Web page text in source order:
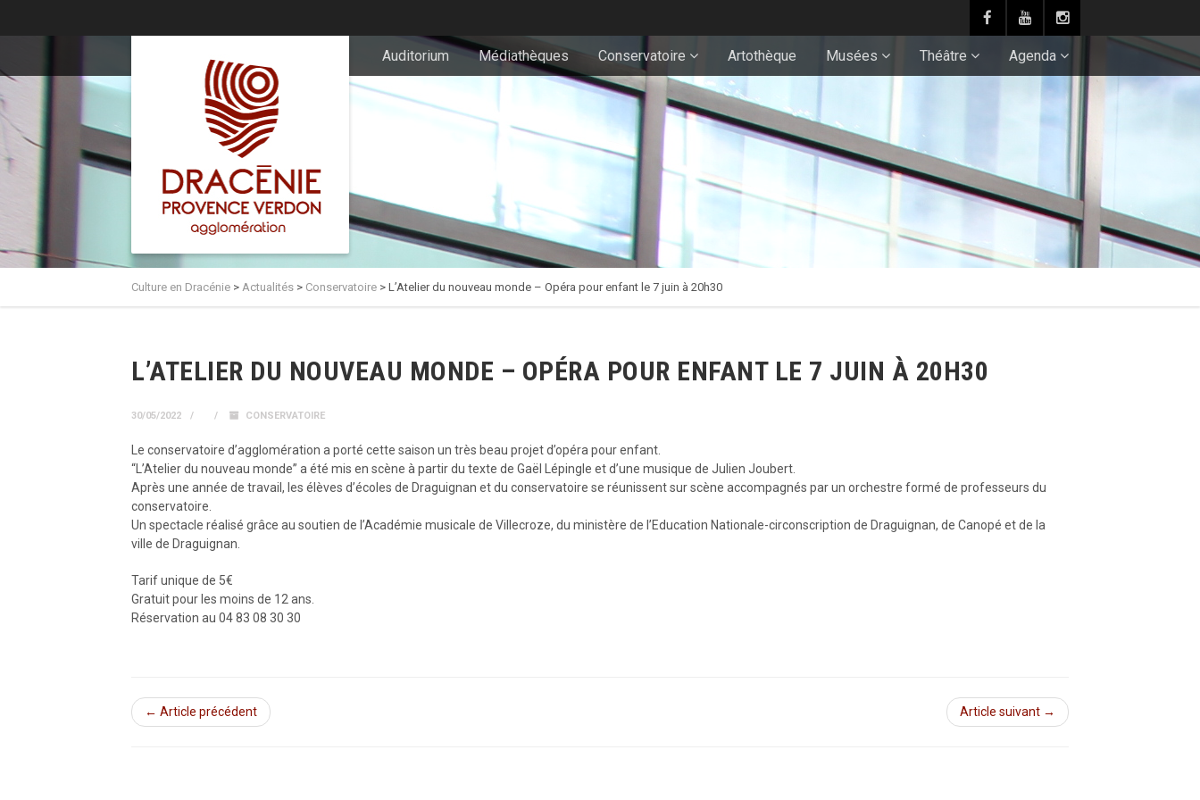
Auditorium Médiathèques Conservatoire Artothèque Musées Théâtre Agenda
Culture en Dracénie > Actualités > Conservatoire > L’Atelier du nouveau monde – Opéra pour enfant le 7 juin à 20h30
L’ATELIER DU NOUVEAU MONDE – OPÉRA POUR ENFANT LE 7 JUIN À 20H30
30/05/2022 CONSERVATOIRE
Le conservatoire d’agglomération a porté cette saison un très beau projet d’opéra pour enfant.
“L’Atelier du nouveau monde” a été mis en scène à partir du texte de Gaël Lépingle et d’une musique de Julien Joubert.
Après une année de travail, les élèves d’écoles de Draguignan et du conservatoire se réunissent sur scène accompagnés par un orchestre formé de professeurs du
conservatoire.
Un spectacle réalisé grâce au soutien de l’Académie musicale de Villecroze, du ministère de l’Education Nationale-circonscription de Draguignan, de Canopé et de la
ville de Draguignan.
Tarif unique de 5€
Gratuit pour les moins de 12 ans.
Réservation au 04 83 08 30 30
← Article précédent Article suivant →